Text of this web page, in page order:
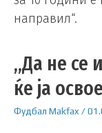
направил“.
„Да не се
ќе ја
Фудбал Makfax/